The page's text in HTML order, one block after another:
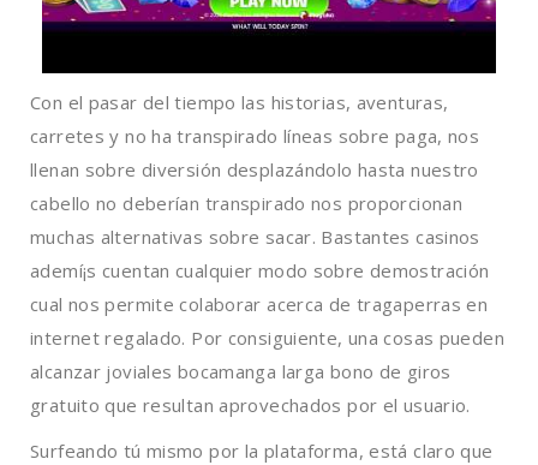
Con el pasar del tiempo las historias, aventuras,
carretes y no ha transpirado líneas sobre paga, nos
llenan sobre diversión desplazándolo hasta nuestro
cabello no deberían transpirado nos proporcionan
muchas alternativas sobre sacar. Bastantes casinos
ademí¡s cuentan cualquier modo sobre demostración
cual nos permite colaborar acerca de tragaperras en
internet regalado. Por consiguiente, una cosas pueden
alcanzar joviales bocamanga larga bono de giros
gratuito que resultan aprovechados por el usuario.
Surfeando tú mismo por la plataforma, está claro que